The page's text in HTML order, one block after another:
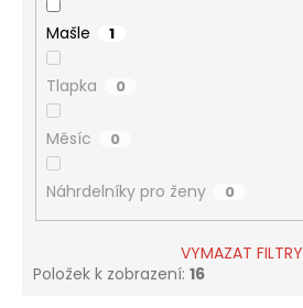
Mašle 1
Tlapka 0
Měsíc 0
Náhrdelníky pro ženy 0
VYMAZAT FILTRY
Položek k zobrazení: 16